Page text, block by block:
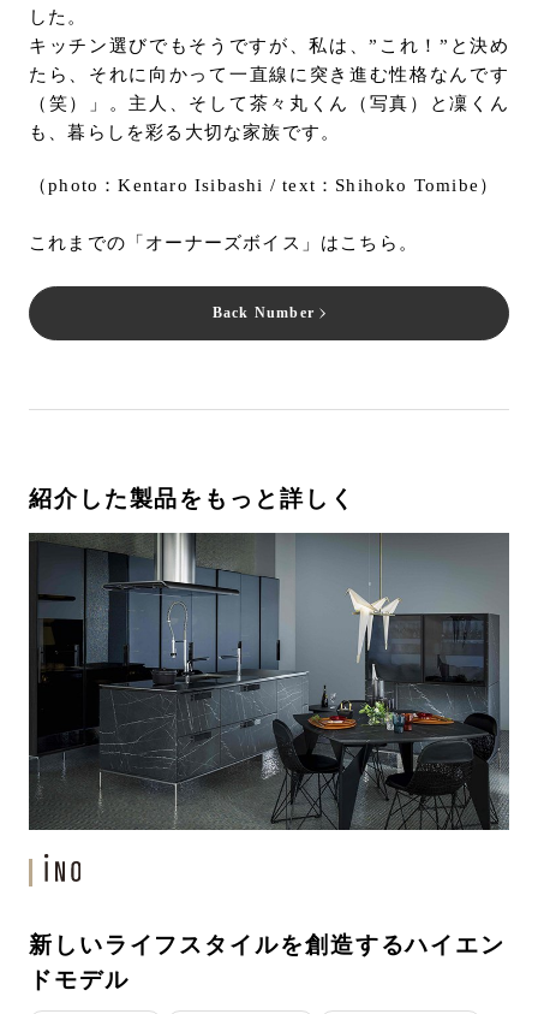
した。
キッチン選びでもそうですが、私は、‪”‬これ！‪”‬と決め
たら、それに向かって一直線に突き進む性格なんです
（笑）」。主人、そして茶々丸くん（写真）と凜くん
も、暮らしを彩る⼤切な家族です。
（photo：Kentaro Isibashi / text：Shihoko Tomibe）
これまでの「オーナーズボイス」はこちら。
Back Number
紹介した製品をもっと詳しく
新しいライフスタイルを創造するハイエン
ドモデル